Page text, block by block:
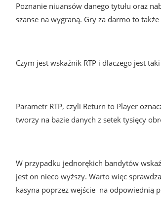
Poznanie niuansów danego tytułu oraz
szanse na wygraną. Gry za darmo to
Czym jest wskaźnik RTP i dlaczego jest
Parametr RTP, czyli Return to Player
tworzy na bazie danych z setek tysięcy
W przypadku jednorękich bandytów
jest on nieco wyższy. Warto więc
kasyna poprzez wejście na odpowiednią